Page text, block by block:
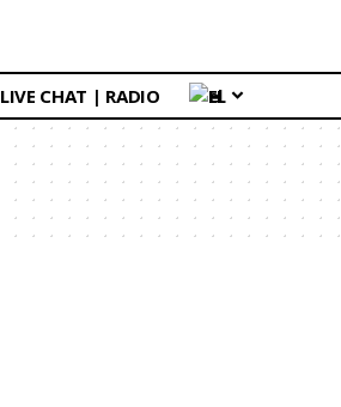
LIVE CHAT | RADIO EL